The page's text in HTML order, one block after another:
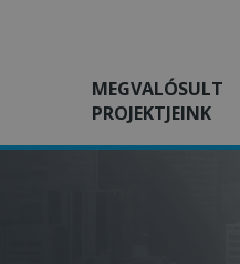
MEGVALÓSULT
PROJEKTJEINK